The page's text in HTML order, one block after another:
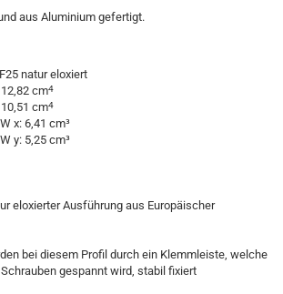
aus Aluminium gefertigt.
natur eloxiert
cm4
cm4
x: 6,41 cm³
y: 5,25 cm³
eloxierter Ausführung aus Europäischer
bei diesem Profil durch ein Klemmleiste, welche
gespannt wird, stabil fixiert